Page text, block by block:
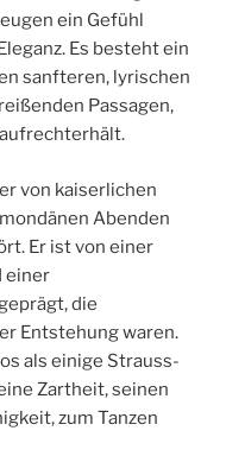
ein Gefühl
Es besteht ein
sanfteren, lyrischen
Passagen,
von kaiserlichen
Abenden
Er ist von einer
einer
die
Entstehung waren.
als einige Strauss-
Zartheit, seinen
zum Tanzen